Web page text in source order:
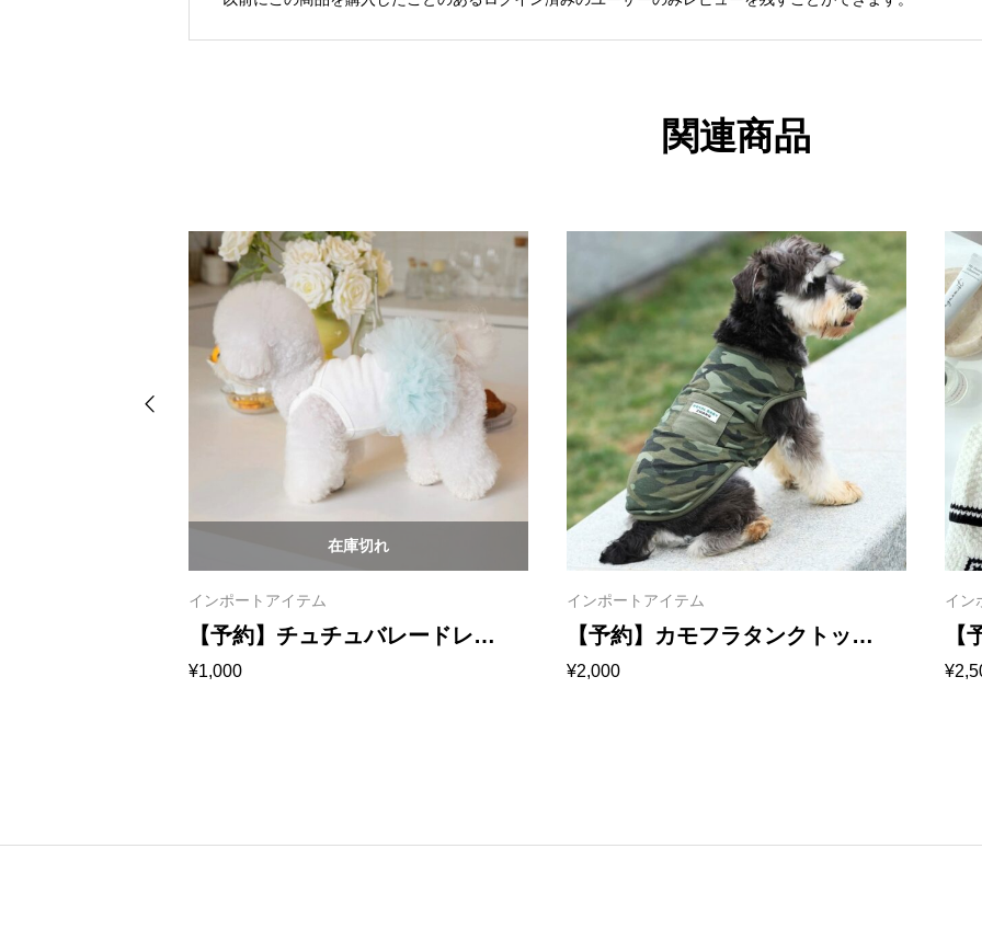
関連商品
インポートアイテム
【予約】チュチュバレードレ
ス 1027
¥1,000
在庫切れ
インポートアイテム
【予約】カモフラタンクトッ
プ 1030
¥2,000
イン
¥